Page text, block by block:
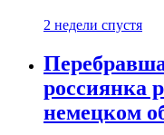
2 недели спустя
россиянка
немецком